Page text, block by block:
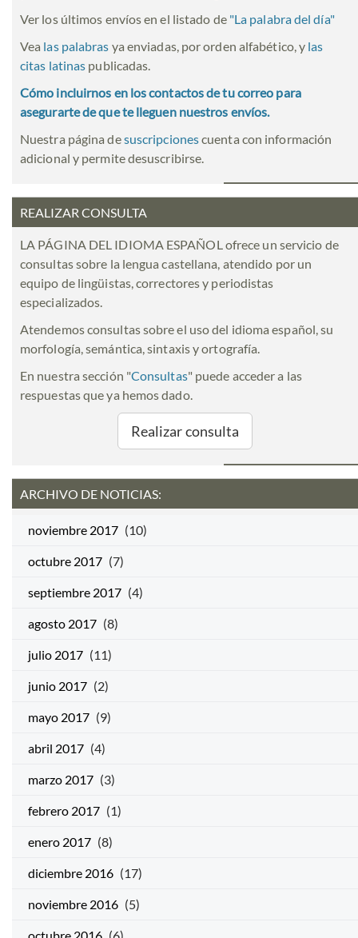
Ver los últimos envíos en el listado de "La palabra del día"
Vea las palabras ya enviadas, por orden alfabético, y las
citas latinas publicadas.
Cómo incluirnos en los contactos de tu correo para
asegurarte de que te lleguen nuestros envíos.
Nuestra página desuscripcionescuenta con información
adicional y permite desuscribirse.
REALIZAR CONSULTA
LA PÁGINA DEL IDIOMA ESPAÑOL ofrece un servicio de
consultas sobre la lengua castellana, atendido por un
equipo de lingüistas, correctores y periodistas
especializados.
Atendemos consultas sobre el uso del idioma español, su
morfología, semántica, sintaxis y ortografía.
En nuestra sección "Consultas" puede acceder a las
respuestas que ya hemos dado.
Realizar consulta
ARCHIVO DE NOTICIAS:
noviembre 2017 (10)
octubre 2017 (7)
septiembre 2017 (4)
agosto 2017 (8)
julio 2017 (11)
junio 2017 (2)
mayo 2017 (9)
abril 2017 (4)
marzo 2017 (3)
febrero 2017 (1)
enero 2017 (8)
diciembre 2016 (17)
noviembre 2016 (5)
octubre 2016 (6)